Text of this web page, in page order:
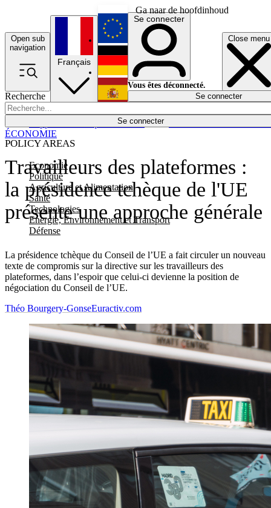
Ga naar de hoofdinhoud
Open sub
navigation
Close menu
Recherche
Se connecter
POLICY AREAS
Economie
Politique
Agriculture et Alimentation
Santé
Technologies
Energie, Environnement et Transport
Défense
Économie
Français
English
Deutsch
Español
Se connecter
Vous êtes déconnecté.
Se connecter
Travailleurs des plateformes :
la présidence tchèque de l'UE
présente une approche générale
La présidence tchèque du Conseil de l’UE a fait circuler un nouveau
texte de compromis sur la directive sur les travailleurs des
plateformes, dans l’espoir que celui-ci devienne la position de
négociation du Conseil de l’UE.
ÉCONOMIE
Théo Bourgery-GonseEuractiv.com